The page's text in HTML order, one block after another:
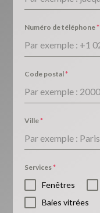
Numéro de téléphone*
Code postal*
Ville*
Services*
Fenêtres
Baies vitrées